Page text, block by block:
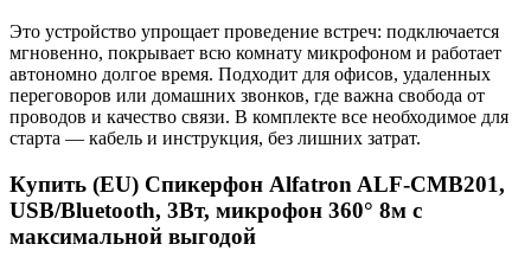
Это устройство упрощает проведение встреч: подключается
мгновенно, покрывает всю комнату микрофоном и работает
автономно долгое время. Подходит для офисов, удаленных
переговоров или домашних звонков, где важна свобода от
проводов и качество связи. В комплекте все необходимое для
старта — кабель и инструкция, без лишних затрат.
Купить (EU) Спикерфон Alfatron ALF-CMB201,
USB/Bluetooth, 3Вт, микрофон 360° 8м с
максимальной выгодой